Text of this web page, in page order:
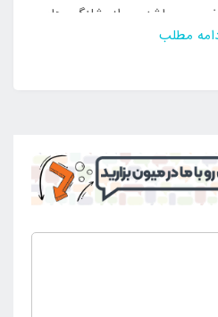
می باشد و از شلنگ های
تواند به بهترین شکل کار
سازگاری زیادی دارد و می
مقاوم باشد و در نهایت برای
طی سال های زیاد انتخاب می
افراد زیادی به سمت خرید این
فیلتری کشیده می شوند و